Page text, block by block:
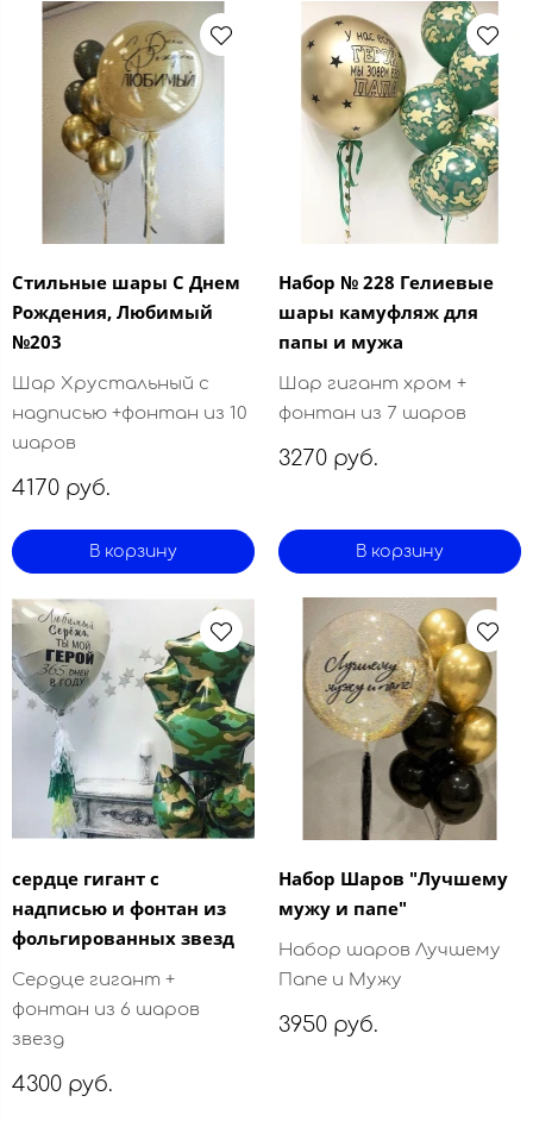
Стильные шары С Днем
Рождения, Любимый
№203
Шар Хрустальный с
надписью +фонтан из 10
шаров
4170 руб.
В корзину
Набор № 228 Гелиевые
шары камуфляж для
папы и мужа
Шар гигант хром +
фонтан из 7 шаров
3270 руб.
В корзину
сердце гигант с
надписью и фонтан из
фольгированных звезд
Сердце гигант +
фонтан из 6 шаров
звезд
4300 руб.
Набор Шаров "Лучшему
мужу и папе"
Набор шаров Лучшему
Папе и Мужу
3950 руб.